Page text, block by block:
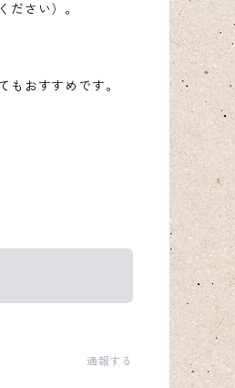
さい）。
おすすめです。
通報する